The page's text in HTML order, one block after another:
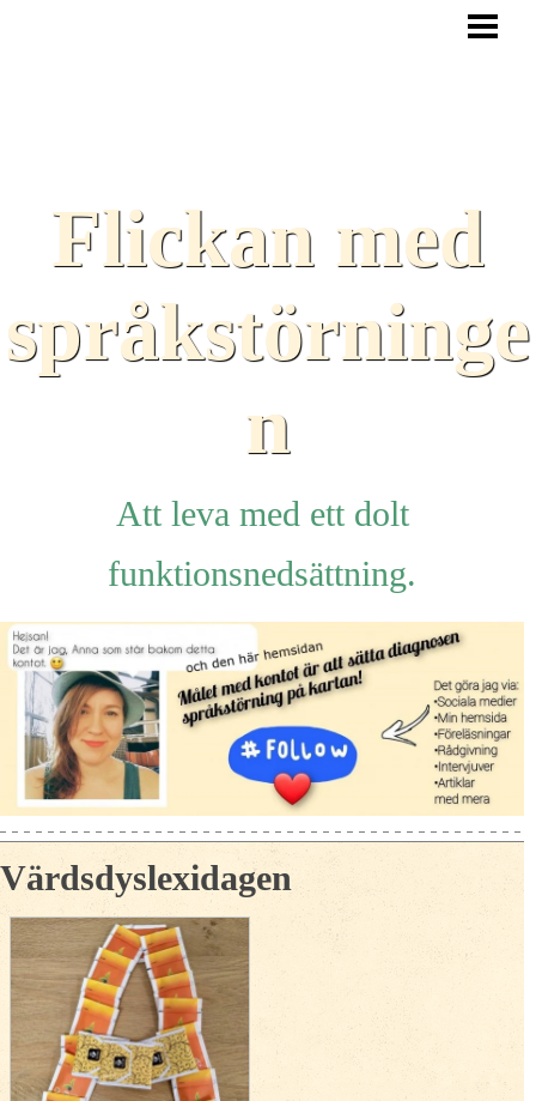
HJÄLPMEDEL
LÄNKAR
Flickan med
språkstörninge
n
Att leva med ett dolt
funktionsnedsättning.
Värdsdyslexidagen